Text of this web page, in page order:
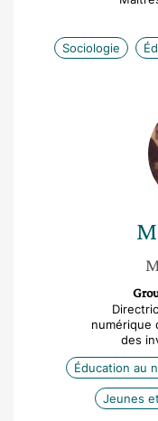
Sociologie
numérique
des
Éducation au
Jeunes